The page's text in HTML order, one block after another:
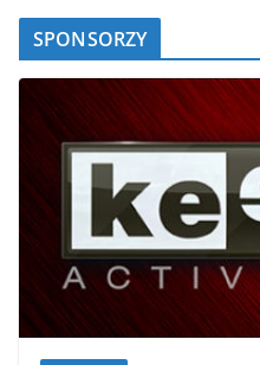
SPONSORZY